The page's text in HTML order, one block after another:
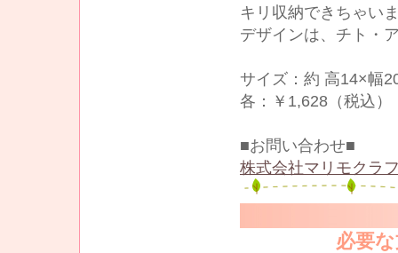
キリ収納できちゃい
デザインは、チト・
サイズ：約 高14×幅
各：￥1,628（税込）
■お問い合わせ■
株式会社マリモクラ
必要